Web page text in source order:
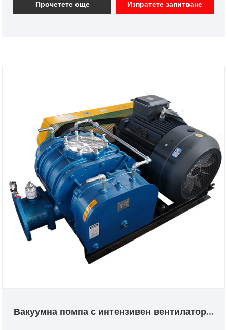
отрицателно налягане в резервоара, ефективно
Прочетете още Изпратете запитване
Вакуумна помпа с интензивен вентилатор с